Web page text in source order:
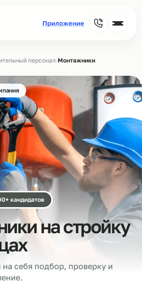
персонал›Монтажники
кандидатов
на стройку
себя подбор, проверку и